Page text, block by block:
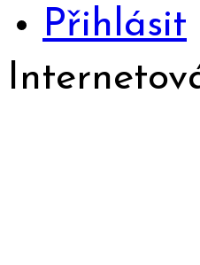
Přihlásit